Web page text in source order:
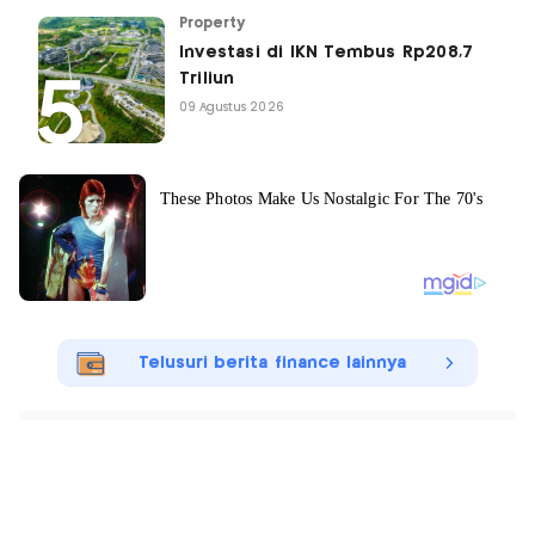
Property
Investasi di IKN Tembus Rp208,7
Triliun
09 Agustus 2026
Telusuri berita finance lainnya